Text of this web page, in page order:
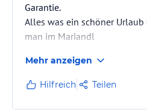
Garantie.
Alles was ein schöner
man im Mariandl
Mehr anzeigen
Hilfreich Teilen